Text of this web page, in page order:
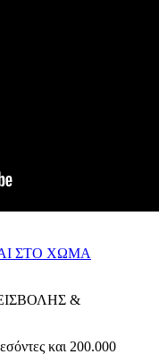
ΣΤΟ ΧΩΜΑ
&
και 200.000